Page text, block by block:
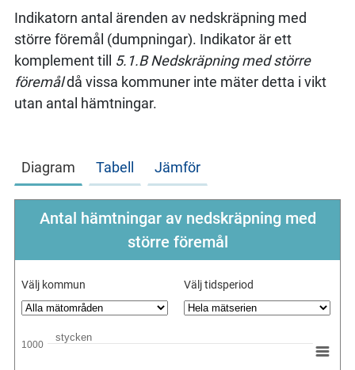
Indikatorn antal ärenden av nedskräpning med
större föremål (dumpningar). Indikator är ett
komplement till 5.1.B Nedskräpning med större
föremåldå vissa kommuner inte mäter detta i vikt
utan antal hämtningar.
Diagram Tabell Jämför
Antal hämtningar av nedskräpning med
större föremål
Välj kommun Välj tidsperiod
stycken
1000